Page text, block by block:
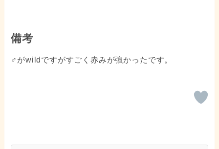
備考
♂がwildですがすごく赤みが強かったです。